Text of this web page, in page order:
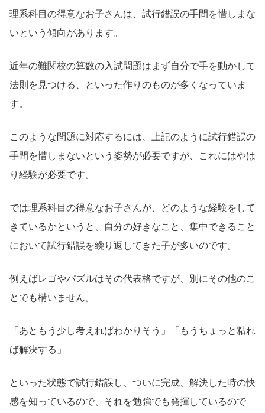
理系科目の得意なお子さんは、試行錯誤の手間を惜しまな
いという傾向があります。
近年の難関校の算数の入試問題はまず自分で手を動かして
法則を見つける、といった作りのものが多くなっていま
す。
このような問題に対応するには、上記のように試行錯誤の
手間を惜しまないという姿勢が必要ですが、これにはやは
り経験が必要です。
では理系科目の得意なお子さんが、どのような経験をして
きているかというと、自分の好きなこと、集中できること
において試行錯誤を繰り返してきた子が多いのです。
例えばレゴやパズルはその代表格ですが、別にその他のこ
とでも構いません。
「あともう少し考えればわかりそう」「もうちょっと粘れ
ば解決する」
といった状態で試行錯誤し、ついに完成、解決した時の快
感を知っているので、それを勉強でも発揮しているので